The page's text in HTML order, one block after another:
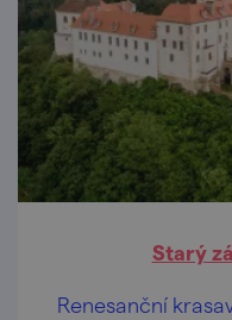
Starý
Renesanční